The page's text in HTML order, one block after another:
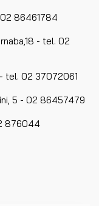
86461784
- tel. 02
tel. 02 37072061
5 - 02 86457479
876044